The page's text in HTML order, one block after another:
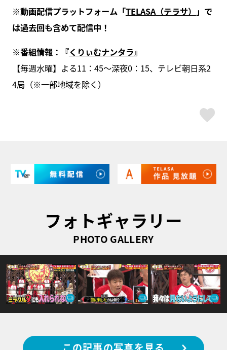
※動画配信プラットフォーム「TELASA（テラサ） 」で
は過去回も含めて配信中！
※番組情報：『くりぃむナンタラ』
【毎週水曜】よる11：45～深夜0：15、テレビ朝日系2
4局（※一部地域を除く）
フォトギャラリー
PHOTO GALLERY